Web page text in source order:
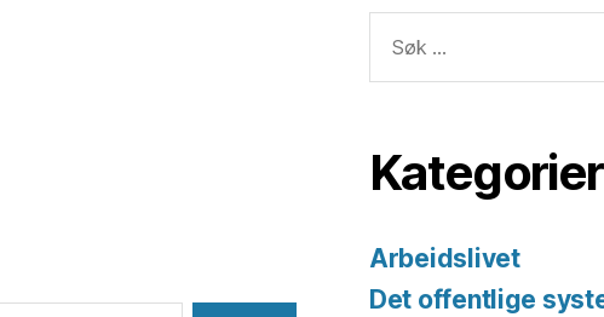
etter:
Kategorier
Arbeidslivet
Det offentlige